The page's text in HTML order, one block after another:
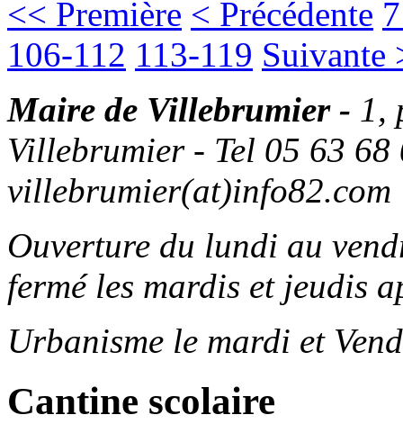
<< Première < Précédente
106-112 113-119 Suivante
Maire de Villebrumier - 1,
Villebrumier - Tel 05 63
villebrumier(at)info82.com
Ouverture du lundi au
fermé les mardis et jeudis
Urbanisme le mardi et
Cantine scolaire